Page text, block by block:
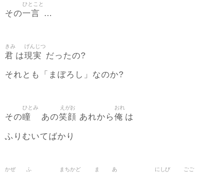
その一言
ひとこと
…
君
きみ
は現実
げんじつ
だったの?
それとも「まぼろし」なのか?
その瞳
ひとみ
あの笑顔
えがお
あれから俺
おれ
は
ふりむいてばかり
かぜ ふ まちかど ま あ にしび ごご